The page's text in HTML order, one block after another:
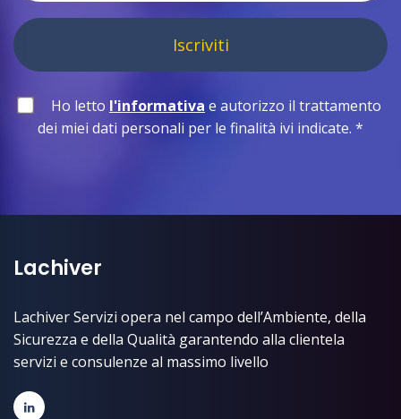
Iscriviti
Ho letto l'informativa e autorizzo il trattamento
dei miei dati personali per le finalità ivi indicate. *
Lachiver
Lachiver Servizi opera nel campo dell’Ambiente, della
Sicurezza e della Qualità garantendo alla clientela
servizi e consulenze al massimo livello